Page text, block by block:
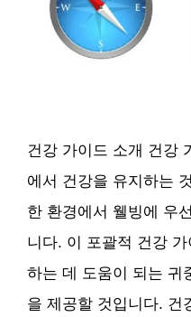
건강 가이드 소개 건강
에서 건강을 유지하는
한 환경에서 웰빙에 우
니다. 이 포괄적 건강
하는 데 도움이 되는 귀
을 제공할 것입니다. 건